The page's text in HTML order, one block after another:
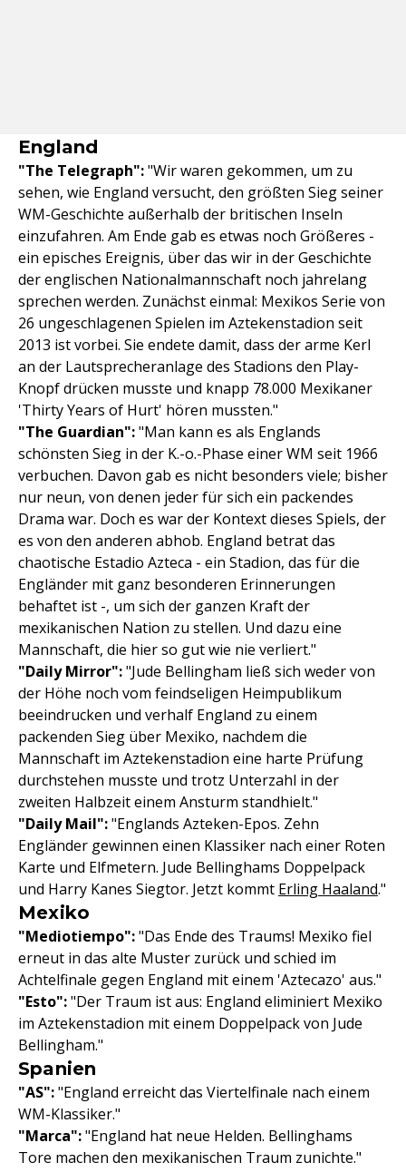
England
"The Telegraph":"Wir waren gekommen, um zu
sehen, wie England versucht, den größten Sieg seiner
WM-Geschichte außerhalb der britischen Inseln
einzufahren. Am Ende gab es etwas noch Größeres -
ein episches Ereignis, über das wir in der Geschichte
der englischen Nationalmannschaft noch jahrelang
sprechen werden. Zunächst einmal: Mexikos Serie von
26 ungeschlagenen Spielen im Aztekenstadion seit
2013 ist vorbei. Sie endete damit, dass der arme Kerl
an der Lautsprecheranlage des Stadions den Play-
Knopf drücken musste und knapp 78.000 Mexikaner
'Thirty Years of Hurt' hören mussten."
"The Guardian":"Man kann es als Englands
schönsten Sieg in der K.-o.-Phase einer WM seit 1966
verbuchen. Davon gab es nicht besonders viele; bisher
nur neun, von denen jeder für sich ein packendes
Drama war. Doch es war der Kontext dieses Spiels, der
es von den anderen abhob. England betrat das
chaotische Estadio Azteca - ein Stadion, das für die
Engländer mit ganz besonderen Erinnerungen
behaftet ist -, um sich der ganzen Kraft der
mexikanischen Nation zu stellen. Und dazu eine
Mannschaft, die hier so gut wie nie verliert."
"Daily Mirror":"Jude Bellingham ließ sich weder von
der Höhe noch vom feindseligen Heimpublikum
beeindrucken und verhalf England zu einem
packenden Sieg über Mexiko, nachdem die
Mannschaft im Aztekenstadion eine harte Prüfung
durchstehen musste und trotz Unterzahl in der
zweiten Halbzeit einem Ansturm standhielt."
"Daily Mail":"Englands Azteken-Epos. Zehn
Engländer gewinnen einen Klassiker nach einer Roten
Karte und Elfmetern. Jude Bellinghams Doppelpack
und Harry Kanes Siegtor. Jetzt kommt Erling Haaland."
Mexiko
"Mediotiempo":"Das Ende des Traums! Mexiko fiel
erneut in das alte Muster zurück und schied im
Achtelfinale gegen England mit einem 'Aztecazo' aus."
"Esto":"Der Traum ist aus: England eliminiert Mexiko
im Aztekenstadion mit einem Doppelpack von Jude
Bellingham."
Spanien
"AS":"England erreicht das Viertelfinale nach einem
WM-Klassiker."
"Marca":"England hat neue Helden. Bellinghams
Tore machen den mexikanischen Traum zunichte."